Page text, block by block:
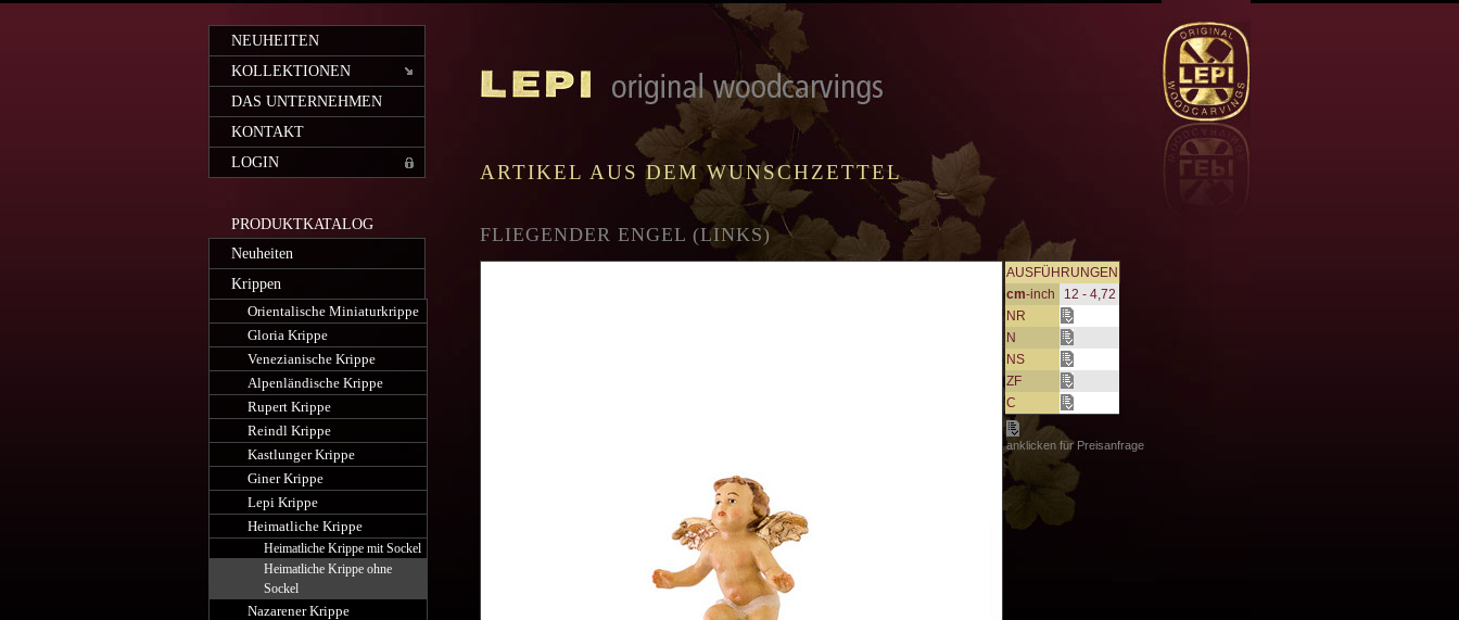
NEUHEITEN
KOLLEKTIONEN
DAS UNTERNEHMEN
KONTAKT
LOGIN
PRODUKTKATALOG
Neuheiten
Krippen
Orientalische Miniaturkrippe
Gloria Krippe
Venezianische Krippe
Alpenländische Krippe
Rupert Krippe
Reindl Krippe
Kastlunger Krippe
Giner Krippe
Lepi Krippe
Heimatliche Krippe
Heimatliche Krippe mit Sockel
Heimatliche Krippe ohne
Sockel
Nazarener Krippe
ARTIKEL AUS DEM WUNSCHZETTEL
FLIEGENDER ENGEL (LINKS)
AUSFÜHRUNGEN
cm-inch
12 - 4,72
NR
N
NS
ZF
C
anklicken für Preisanfrage